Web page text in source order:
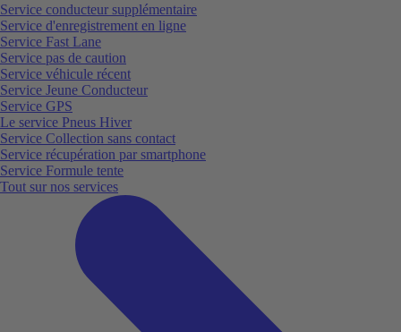
Service conducteur supplémentaire
Service d'enregistrement en ligne
Service Fast Lane
Service pas de caution
Service véhicule récent
Service Jeune Conducteur
Service GPS
Le service Pneus Hiver
Service Collection sans contact
Service récupération par smartphone
Service Formule tente
Tout sur nos services